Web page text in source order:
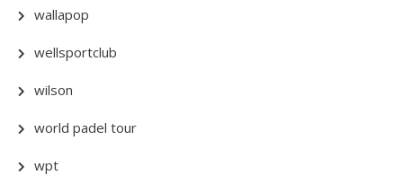
wallapop
wellsportclub
wilson
world padel tour
wpt